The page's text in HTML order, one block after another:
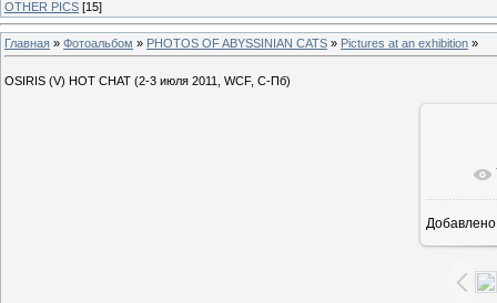
OTHER PICS [15]
Главная » Фотоальбом » PHOTOS OF ABYSSINIAN CATS » Pictures at an exhibition »
OSIRIS (V) HOT CHAT (2-3 июля 2011, WCF, С-Пб)
В
Добавлено